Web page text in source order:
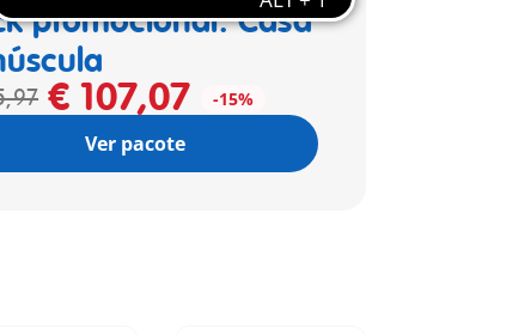
promocional: Casa
€ 107,07 -15%
Ver pacote